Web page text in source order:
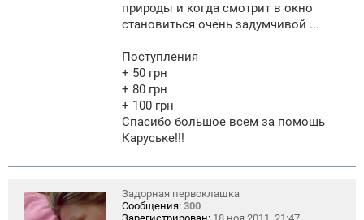
природы и когда смотрит в окно
становиться очень задумчивой ...
Поступления
+ 50 грн
+ 80 грн
+ 100 грн
Спасибо большое всем за помощь
Каруське!!!
Задорная первоклашка
Сообщения: 300